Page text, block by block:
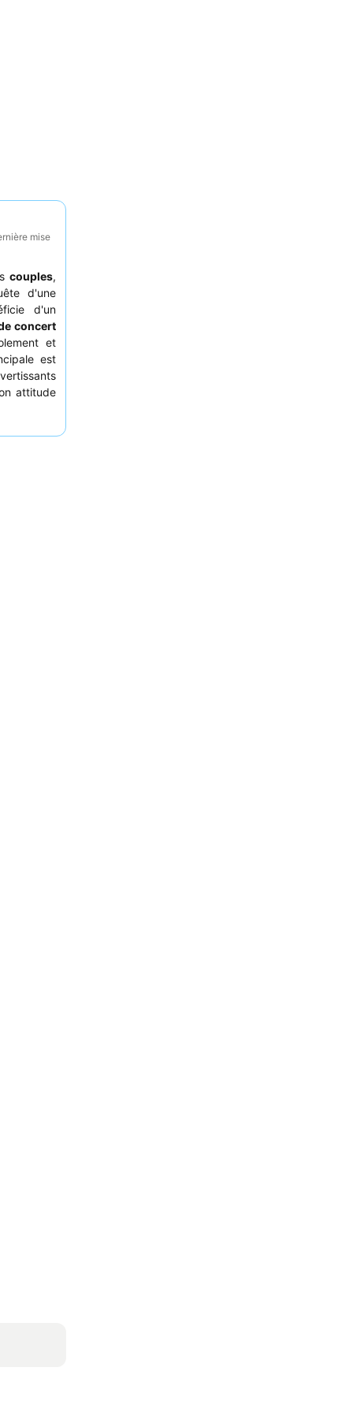
mise
couples,
d'une
d'un
concert
et
est
attitude
chambre